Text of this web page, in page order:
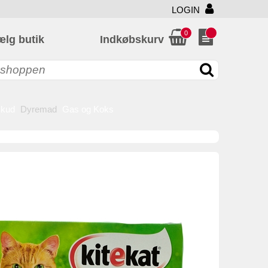
LOGIN
butik
Dyremad
Indkøbskurv
0